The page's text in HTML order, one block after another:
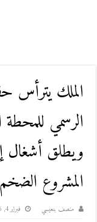
الملك يترأس
الرسمي
المشروع الضخم
منصف بنعيسي فبراير 4, 2016